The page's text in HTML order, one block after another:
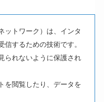
ットワーク）は、インタ
信するための技術です。
られないように保護され
を閲覧したり、データを